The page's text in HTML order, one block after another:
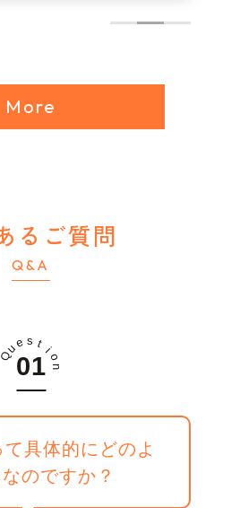
More
るご質問
Q&A
Q
ue s t i
o
n
具体的にどのよ
のですか？